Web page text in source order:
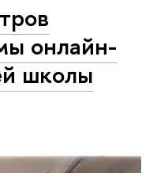
онлайн-
школы